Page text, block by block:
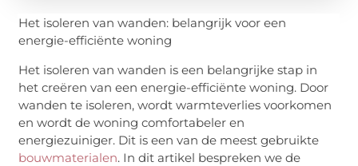
Het isoleren van wanden: belangrijk voor een
energie-efficiënte woning
Het isoleren van wanden is een belangrijke stap in
het creëren van een energie-efficiënte woning. Door
wanden te isoleren, wordt warmteverlies voorkomen
en wordt de woning comfortabeler en
energiezuiniger. Dit is een van de meest gebruikte
bouwmaterialen. In dit artikel bespreken we de